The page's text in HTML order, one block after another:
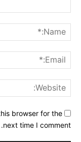
browser for the
next time I comment.